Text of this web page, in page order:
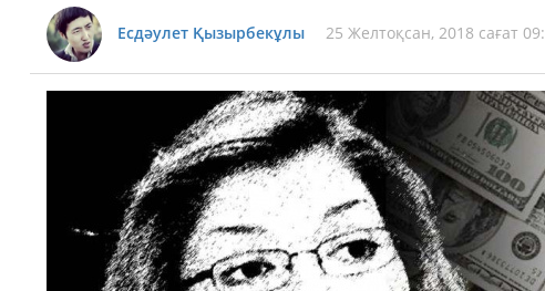
Есдәулет Қызырбекұлы 25 Желтоқсан, 2018 сағат